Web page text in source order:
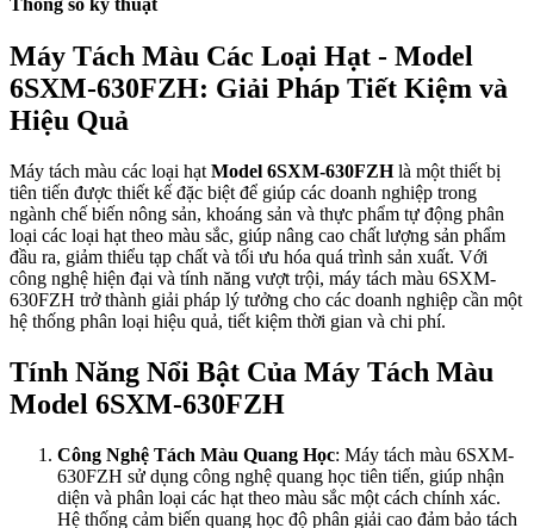
Thông số kỹ thuật
Máy Tách Màu Các Loại Hạt - Model
6SXM-630FZH: Giải Pháp Tiết Kiệm và
Hiệu Quả
Máy tách màu các loại hạt Model 6SXM-630FZHlà một thiết bị
tiên tiến được thiết kế đặc biệt để giúp các doanh nghiệp trong
ngành chế biến nông sản, khoáng sản và thực phẩm tự động phân
loại các loại hạt theo màu sắc, giúp nâng cao chất lượng sản phẩm
đầu ra, giảm thiểu tạp chất và tối ưu hóa quá trình sản xuất. Với
công nghệ hiện đại và tính năng vượt trội, máy tách màu 6SXM-
630FZH trở thành giải pháp lý tưởng cho các doanh nghiệp cần một
hệ thống phân loại hiệu quả, tiết kiệm thời gian và chi phí.
Tính Năng Nổi Bật Của Máy Tách Màu
Model 6SXM-630FZH
Công Nghệ Tách Màu Quang Học: Máy tách màu 6SXM-
630FZH sử dụng công nghệ quang học tiên tiến, giúp nhận
diện và phân loại các hạt theo màu sắc một cách chính xác.
Hệ thống cảm biến quang học độ phân giải cao đảm bảo tách